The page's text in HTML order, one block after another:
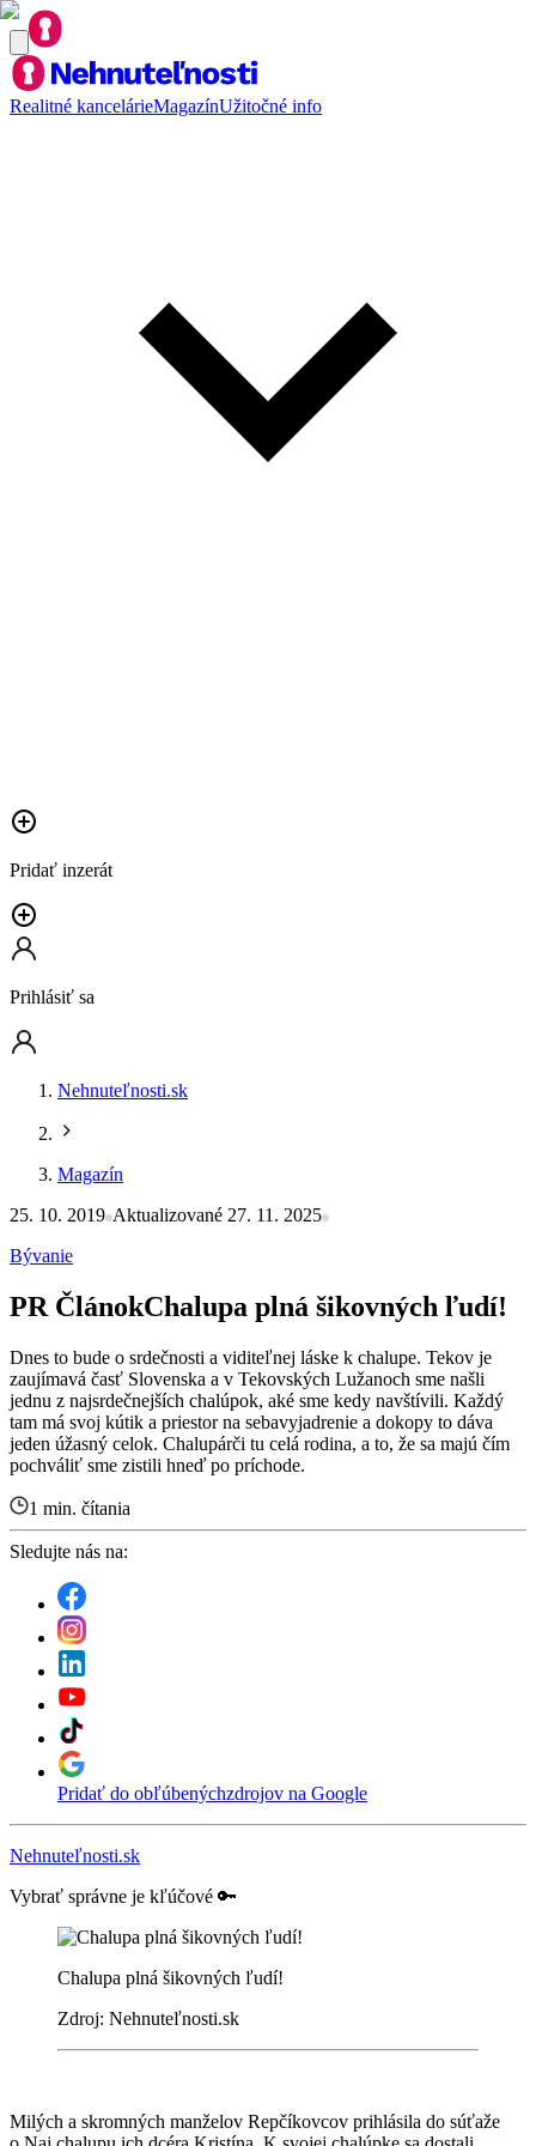
Realitné kancelárieMagazínUžitočné info
Pridať inzerát
Prihlásiť sa
Nehnuteľnosti.sk
Magazín
25. 10. 2019 Aktualizované 27. 11. 2025
Bývanie
PR ČlánokChalupa plná šikovných ľudí!
Dnes to bude o srdečnosti a viditeľnej láske k chalupe. Tekov je
zaujímavá časť Slovenska a v Tekovských Lužanoch sme našli
jednu z najsrdečnejších chalúpok, aké sme kedy navštívili. Každý
tam má svoj kútik a priestor na sebavyjadrenie a dokopy to dáva
jeden úžasný celok. Chalupárči tu celá rodina, a to, že sa majú čím
pochváliť sme zistili hneď po príchode.
1 min. čítania
Sledujte nás na:
Pridať do obľúbenýchzdrojov na Google
Nehnuteľnosti.sk
Vybrať správne je kľúčové 🔑
Chalupa plná šikovných ľudí!
Zdroj: Nehnuteľnosti.sk
Milých a skromných manželov Repčíkovcov prihlásila do súťaže